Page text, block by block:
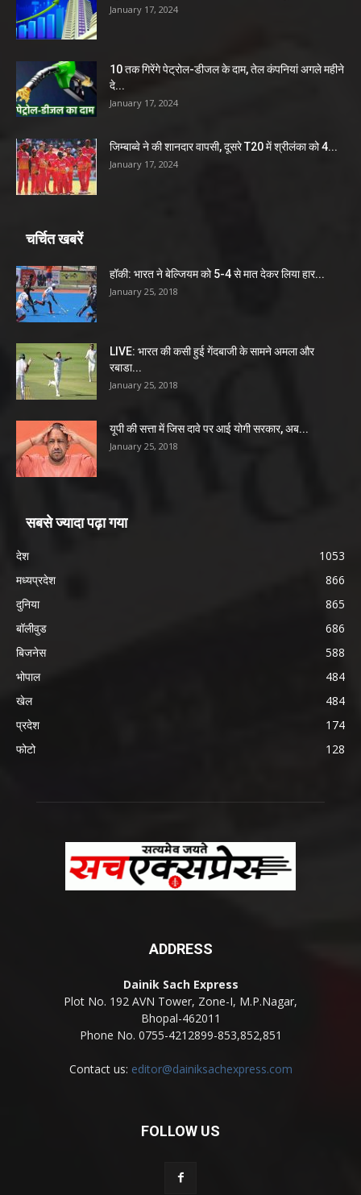
January 17, 2024
10 तक गिरेंगे पेट्रोल-डीजल के दाम, तेल कंपनियां अगले महीने
दे...
January 17, 2024
जिम्बाब्वे ने की शानदार वापसी, दूसरे T20 में श्रीलंका को 4...
January 17, 2024
चर्चित खबरें
हॉकी: भारत ने बेल्जियम को 5-4 से मात देकर लिया हार...
January 25, 2018
LIVE: भारत की कसी हुई गेंदबाजी के सामने अमला और
रबाडा...
January 25, 2018
यूपी की सत्ता में जिस दावे पर आई योगी सरकार, अब...
January 25, 2018
सबसे ज्यादा पढ़ा गया
देश
1053
मध्यप्रदेश
866
दुनिया
865
बॉलीवुड
686
बिजनेस
588
भोपाल
484
खेल
484
प्रदेश
174
फोटो
128
ADDRESS
Dainik Sach Express
Plot No. 192 AVN Tower, Zone-I, M.P.Nagar,
Bhopal-462011
Phone No. 0755-4212899-853,852,851
Contact us: editor@dainiksachexpress.com
FOLLOW US